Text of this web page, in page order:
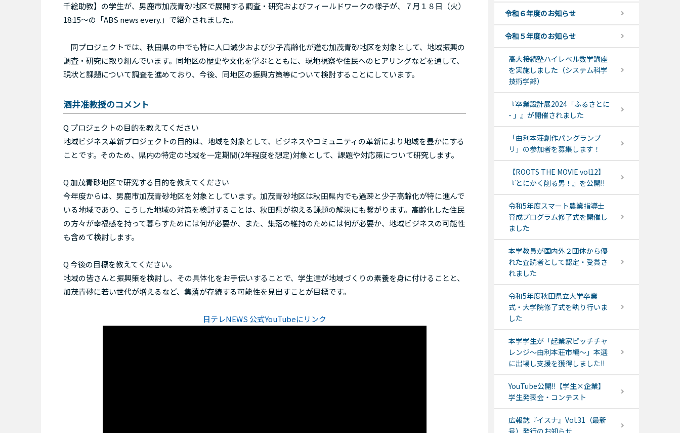
千絵助教】の学生が、男鹿市加茂青砂地区で展開する調査・研究およびフィールドワークの様子が、７月１８日（火）
18:15～の「ABS news every.」で紹介されました。
同プロジェクトでは、秋田県の中でも特に人口減少および少子高齢化が進む加茂青砂地区を対象として、地域振興の
調査・研究に取り組んでいます。同地区の歴史や文化を学ぶとともに、現地視察や住民へのヒアリングなどを通して、
現状と課題について調査を進めており、今後、同地区の振興方策等について検討することにしています。
酒井准教授のコメント
Q プロジェクトの目的を教えてください
地域ビジネス革新プロジェクトの目的は、地域を対象として、ビジネスやコミュニティの革新により地域を豊かにする
ことです。そのため、県内の特定の地域を一定期間(2年程度を想定)対象として、課題や対応策について研究します。
Q 加茂青砂地区で研究する目的を教えてください
今年度からは、男鹿市加茂青砂地区を対象としています。加茂青砂地区は秋田県内でも過疎と少子高齢化が特に進んで
いる地域であり、こうした地域の対策を検討することは、秋田県が抱える課題の解決にも繋がります。高齢化した住民
の方々が幸福感を持って暮らすためには何が必要か、また、集落の維持のためには何が必要か、地域ビジネスの可能性
も含めて検討します。
Q 今後の目標を教えてください。
地域の皆さんと振興策を検討し、その具体化をお手伝いすることで、学生達が地域づくりの素養を身に付けることと、
加茂青砂に若い世代が増えるなど、集落が存続する可能性を見出すことが目標です。
日テレNEWS 公式YouTubeにリンク
令和６年度のお知らせ
令和５年度のお知らせ
高大接続塾ハイレベル数学講座
を実施しました（システム科学
技術学部）
『卒業設計展2024「ふるさとに
- 」』が開催されました
「由利本荘創作パングランプ
リ」の参加者を募集します！
【ROOTS THE MOVIE vol12】
『とにかく削る男！』を公開!!
令和5年度スマート農業指導士
育成プログラム修了式を開催し
ました
本学教員が国内外２団体から優
れた査読者として認定・受賞さ
れました
令和5年度秋田県立大学卒業
式・大学院修了式を執り行いま
した
本学学生が「起業家ピッチチャ
レンジ～由利本荘市編～」本選
に出場し支援を獲得しました!!
YouTube公開!!【学生×企業】
学生発表会・コンテスト
広報誌『イスナ』Vol.31（最新